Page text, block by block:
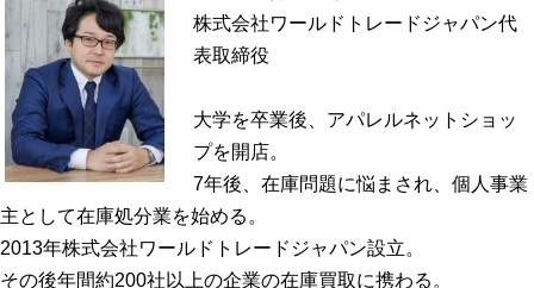
株式会社ワールドトレードジャパン代
表取締役
大学を卒業後、アパレルネットショッ
プを開店。
7年後、在庫問題に悩まされ、個人事業
主として在庫処分業を始める。
2013年株式会社ワールドトレードジャパン設立。
その後年間約200社以上の企業の在庫買取に携わる。